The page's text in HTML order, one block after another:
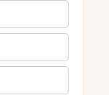
до
откуда
в